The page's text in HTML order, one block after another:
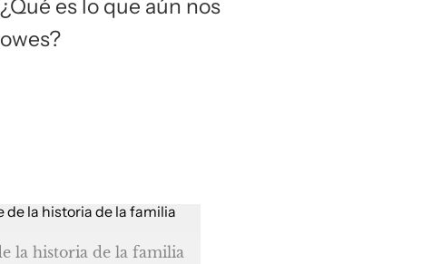
es lo que aún nos
la historia de la familia